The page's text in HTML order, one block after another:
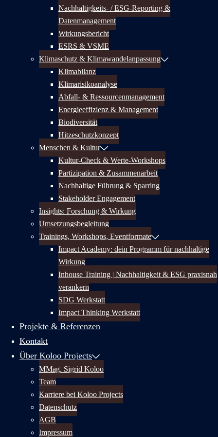
Nachhaltigkeits- / ESG-Reporting &
Datenmanagement
Wirkungsbericht
ESRS & VSME
Klimaschutz & Klimawandelanpassung
Klimabilanz
Klimarisikoanalyse
Abfall- & Ressourcenmanagement
Energieeffizienz & Management
Biodiversität
Hitzeschutzkonzept
Menschen & Kultur
Kultur-Check & Werte-Workshops
Partizipation & Zusammenarbeit
Nachhaltige Führung & Sparring
Stakeholder Engagement
Insights: Forschung & Wirkung
Umsetzungsbegleitung
Trainings, Workshops, Eventformate
Impact Academy: dein Programm für nachhaltige
Wirkung
Inhouse Training | Nachhaltigkeit & ESG praxisnah
verankern
SDG Werkstatt
Impact Thinking Werkstatt
Projekte & Referenzen
Kontakt
Über Koloo Projects
MMag. Sigrid Koloo
Team
Karriere bei Koloo Projects
Datenschutz
AGB
Impressum